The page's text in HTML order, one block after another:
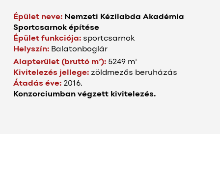
Épület neve: Nemzeti Kézilabda Akadémia
Sportcsarnok építése
Épület funkciója: sportcsarnok
Helyszín: Balatonboglár
Alapterület (bruttó m2): 5249 m2
Kivitelezés jellege: zöldmezős beruházás
Átadás éve: 2016.
Konzorciumban végzett kivitelezés.